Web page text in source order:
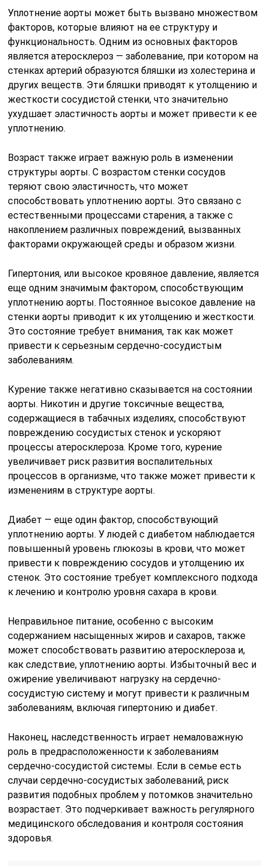
Уплотнение аорты может быть вызвано множеством
факторов, которые влияют на ее структуру и
функциональность. Одним из основных факторов
является атеросклероз — заболевание, при котором на
стенках артерий образуются бляшки из холестерина и
других веществ. Эти бляшки приводят к утолщению и
жесткости сосудистой стенки, что значительно
ухудшает эластичность аорты и может привести к ее
уплотнению.
Возраст также играет важную роль в изменении
структуры аорты. С возрастом стенки сосудов
теряют свою эластичность, что может
способствовать уплотнению аорты. Это связано с
естественными процессами старения, а также с
накоплением различных повреждений, вызванных
факторами окружающей среды и образом жизни.
Гипертония, или высокое кровяное давление, является
еще одним значимым фактором, способствующим
уплотнению аорты. Постоянное высокое давление на
стенки аорты приводит к их утолщению и жесткости.
Это состояние требует внимания, так как может
привести к серьезным сердечно-сосудистым
заболеваниям.
Курение также негативно сказывается на состоянии
аорты. Никотин и другие токсичные вещества,
содержащиеся в табачных изделиях, способствуют
повреждению сосудистых стенок и ускоряют
процессы атеросклероза. Кроме того, курение
увеличивает риск развития воспалительных
процессов в организме, что также может привести к
изменениям в структуре аорты.
Диабет — еще один фактор, способствующий
уплотнению аорты. У людей с диабетом наблюдается
повышенный уровень глюкозы в крови, что может
привести к повреждению сосудов и утолщению их
стенок. Это состояние требует комплексного подхода
к лечению и контролю уровня сахара в крови.
Неправильное питание, особенно с высоким
содержанием насыщенных жиров и сахаров, также
может способствовать развитию атеросклероза и,
как следствие, уплотнению аорты. Избыточный вес и
ожирение увеличивают нагрузку на сердечно-
сосудистую систему и могут привести к различным
заболеваниям, включая гипертонию и диабет.
Наконец, наследственность играет немаловажную
роль в предрасположенности к заболеваниям
сердечно-сосудистой системы. Если в семье есть
случаи сердечно-сосудистых заболеваний, риск
развития подобных проблем у потомков значительно
возрастает. Это подчеркивает важность регулярного
медицинского обследования и контроля состояния
здоровья.